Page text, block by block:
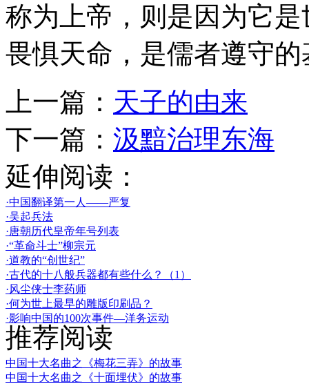
称为上帝，则是因为它
畏惧天命，是儒者遵守
上一篇： 天子的由来
下一篇： 汲黯治理东海
延伸阅读：
·中国翻译第一人——严复
·吴起兵法
·唐朝历代皇帝年号列表
·“革命斗士”柳宗元
·道教的“创世纪”
·古代的十八般兵器都有些什么？（1）
·风尘侠士李药师
·何为世上最早的雕版印刷品？
·影响中国的100次事件—洋务运动
推荐阅读
中国十大名曲之《梅花三弄》的故事
中国十大名曲之《十面埋伏》的故事